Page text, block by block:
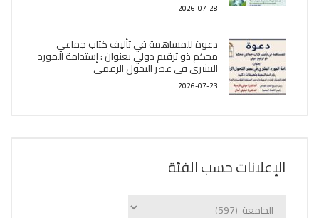
2026-07-28
دعوة للمساهمة في تأليف كتاب جماعي
محكم ذو ترقيم دولي بعنوان : إستدامة المورد
البشري في عصر التحول الرقمي
2026-07-23
الإعلانات حسب الفئة
الإعلانات